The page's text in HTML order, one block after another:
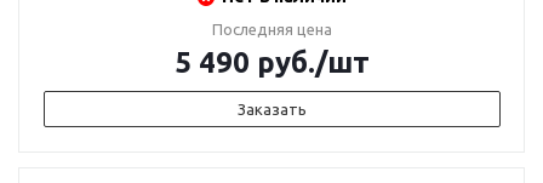
Последняя цена
5 490 руб./шт
Заказать